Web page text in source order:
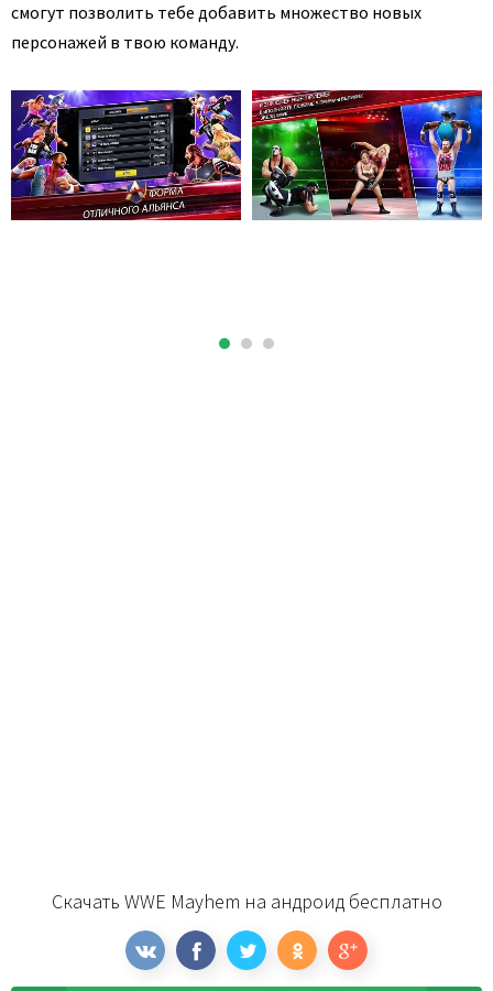
смогут позволить тебе добавить множество новых
персонажей в твою команду.
Скачать WWE Mayhem на андроид бесплатно